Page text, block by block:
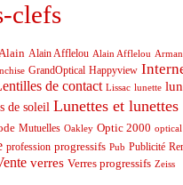
clefs
Alain Afflelou Alain Afflelou
GrandOptical Happyview
de contact Lissac lunette
de soleil Lunettes et
Mutuelles Oakley Optic 2000 optical
profession progressifs Pub Publicité
verres Verres progressifs Zeiss